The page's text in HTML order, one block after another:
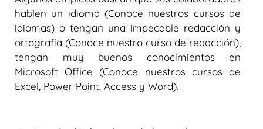
hablen un idioma (Conoce nuestros cursos de
idiomas) o tengan una impecable redacción y
ortografía (Conoce nuestro curso de redacción),
tengan muy buenos conocimientos en
Microsoft Office (Conoce nuestros cursos de
Excel, Power Point, Access y Word).